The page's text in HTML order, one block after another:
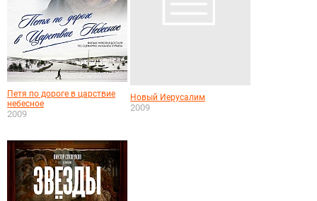
Петя по дороге в царствие
небесное
2009
Новый Иерусалим
2009